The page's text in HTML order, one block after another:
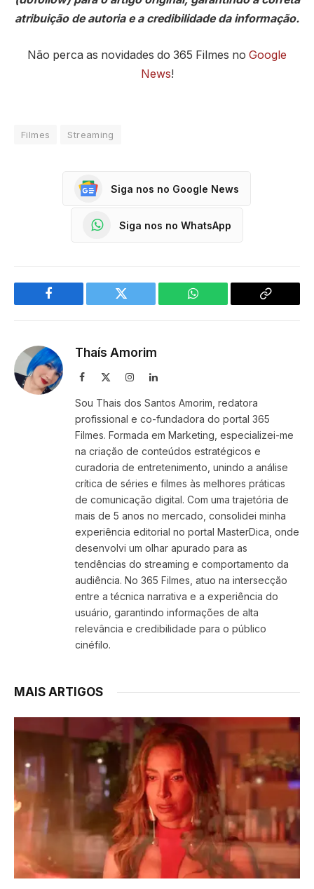
atribuição de autoria e a credibilidade da informação.
Não perca as novidades do 365 Filmes no Google
News!
Filmes Streaming
Siga nos no Google News
Siga nos no WhatsApp
Facebook Twitter WhatsApp
Copy
Thaís Amorim
Facebook InstagramLinkedIn
Sou Thais dos Santos Amorim, redatora
profissional e co-fundadora do portal 365
Filmes. Formada em Marketing, especializei-me
na criação de conteúdos estratégicos e
curadoria de entretenimento, unindo a análise
crítica de séries e filmes às melhores práticas
de comunicação digital. Com uma trajetória de
mais de 5 anos no mercado, consolidei minha
experiência editorial no portal MasterDica, onde
desenvolvi um olhar apurado para as
tendências do streaming e comportamento da
audiência. No 365 Filmes, atuo na intersecção
entre a técnica narrativa e a experiência do
usuário, garantindo informações de alta
relevância e credibilidade para o público
cinéfilo.
MAIS ARTIGOS